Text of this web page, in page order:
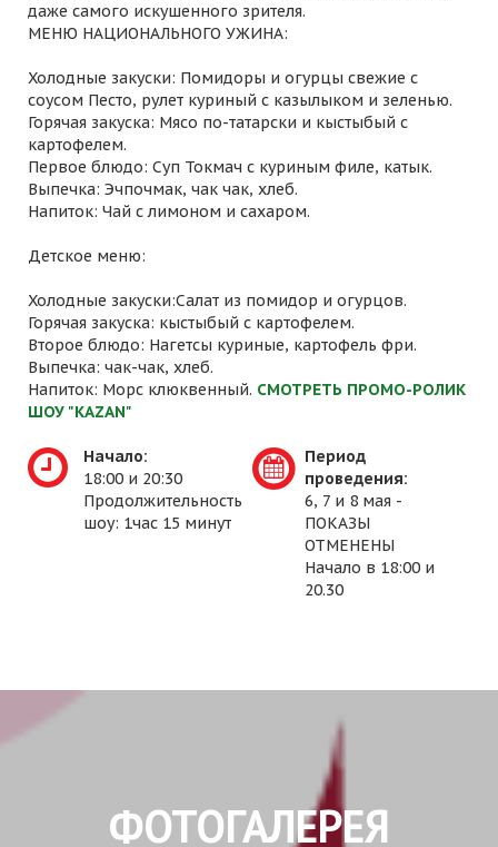
даже самого искушенного зрителя.
МЕНЮ НАЦИОНАЛЬНОГО УЖИНА:
Холодные закуски: Помидоры и огурцы свежие с
соусом Песто, рулет куриный с казылыком и зеленью.
Горячая закуска: Мясо по-татарски и кыстыбый с
картофелем.
Первое блюдо: Суп Токмач с куриным филе, катык.
Выпечка: Эчпочмак, чак чак, хлеб.
Напиток: Чай с лимоном и сахаром.
Детское меню:
Холодные закуски:Салат из помидор и огурцов.
Горячая закуска: кыстыбый с картофелем.
Второе блюдо: Нагетсы куриные, картофель фри.
Выпечка: чак-чак, хлеб.
Напиток: Морс клюквенный. СМОТРЕТЬ ПРОМО-РОЛИК
ШОУ "KAZAN"
Начало:
18:00 и 20:30
Продолжительность
шоу: 1час 15 минут
Период
проведения:
6, 7 и 8 мая -
ПОКАЗЫ
ОТМЕНЕНЫ
Начало в 18:00 и
20.30
ФОТОГАЛЕРЕЯ